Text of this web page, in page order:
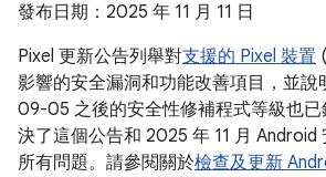
發布日期：2025 年 11 月 11 日
Pixel 更新公告列舉對支援的 Pixel 裝置
影響的安全漏洞和功能改善項目，並
09-05 之後的安全性修補程式等級也
決了這個公告和 2025 年 11 月 Android
所有問題。請參閱關於檢查及更新